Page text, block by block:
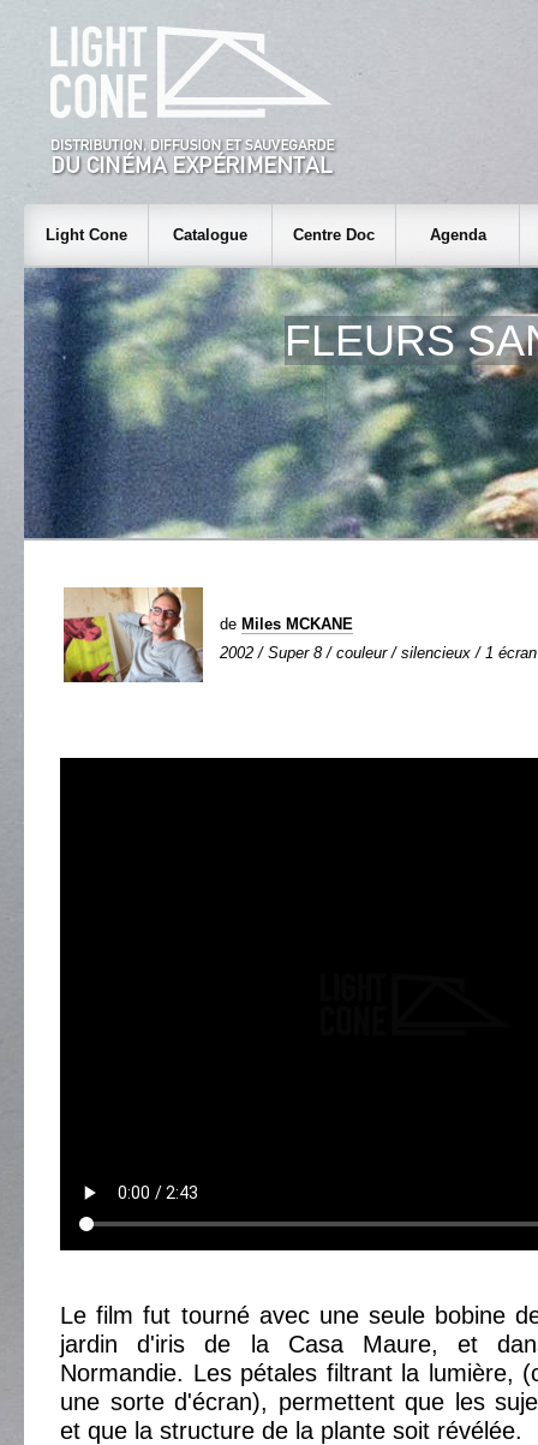
Light Cone Catalogue Centre Doc Agenda
FLEURS
de Miles MCKANE
2002 / Super 8 / couleur / silencieux / 1
Le film fut tourné avec une seule bobine
jardin d'iris de la Casa Maure, et
Normandie. Les pétales filtrant la lumière,
une sorte d'écran), permettent que les
et que la structure de la plante soit révélée.